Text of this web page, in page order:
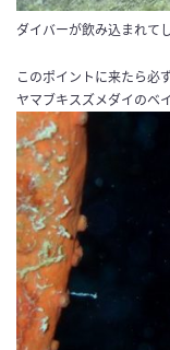
ダイバーが飲み込まれて
このポイントに来たら必
ヤマブキスズメダイのベ